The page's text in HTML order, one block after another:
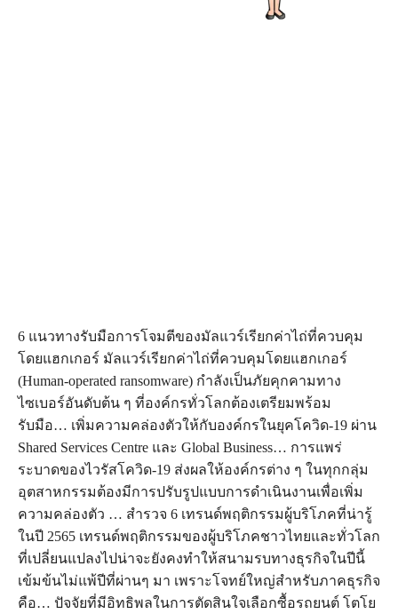
6 แนวทางรับมือการโจมตีของมัลแวร์เรียกค่าไถ่ที่ควบคุม
โดยแฮกเกอร์ มัลแวร์เรียกค่าไถ่ที่ควบคุมโดยแฮกเกอร์
(Human-operated ransomware) กำลังเป็นภัยคุกคามทาง
ไซเบอร์อันดับต้น ๆ ที่องค์กรทั่วโลกต้องเตรียมพร้อม
รับมือ… เพิ่มความคล่องตัวให้กับองค์กรในยุคโควิด-19 ผ่าน
Shared Services Centre และ Global Business… การแพร่
ระบาดของไวรัสโควิด-19 ส่งผลให้องค์กรต่าง ๆ ในทุกกลุ่ม
อุตสาหกรรมต้องมีการปรับรูปแบบการดำเนินงานเพื่อเพิ่ม
ความคล่องตัว … สำรวจ 6 เทรนด์พฤติกรรมผู้บริโภคที่น่ารู้
ในปี 2565 เทรนด์พฤติกรรมของผู้บริโภคชาวไทยและทั่วโลก
ที่เปลี่ยนแปลงไปน่าจะยังคงทำให้สนามรบทางธุรกิจในปีนี้
เข้มข้นไม่แพ้ปีที่ผ่านๆ มา เพราะโจทย์ใหญ่สำหรับภาคธุรกิจ
คือ… ปัจจัยที่มีอิทธิพลในการตัดสินใจเลือกซื้อรถยนต์ โตโย